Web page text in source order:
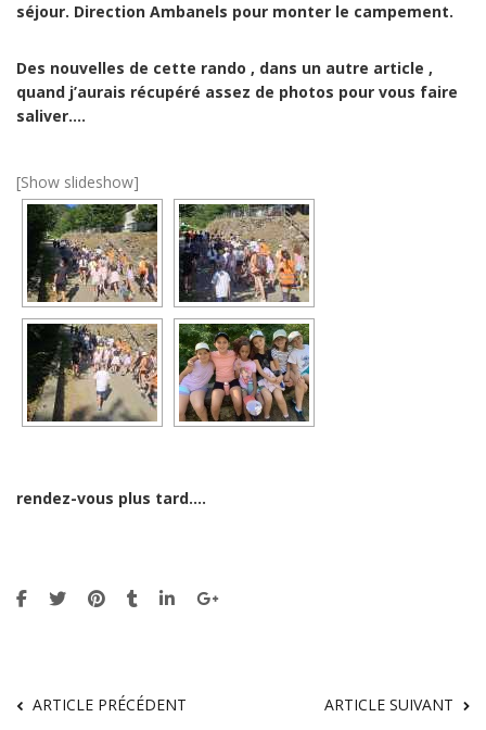
séjour. Direction Ambanels pour monter le campement.
Des nouvelles de cette rando , dans un autre article ,
quand j’aurais récupéré assez de photos pour vous faire
saliver….
[Show slideshow]
rendez-vous plus tard….
ARTICLE PRÉCÉDENT ARTICLE SUIVANT